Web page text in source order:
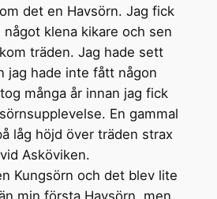
det en Havsörn. Jag fick
klena kikare och sen
träden. Jag hade sett
jag hade inte fått någon
många år innan jag fick
En gammal
låg höjd över träden strax
Asköviken.
Kungsörn och det blev lite